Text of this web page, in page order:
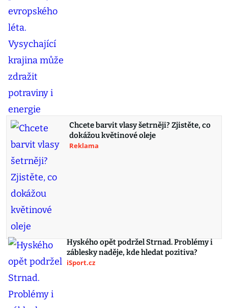
Chcete barvit vlasy šetrněji? Zjistěte, co
dokážou květinové oleje
Reklama
Hyského opět podržel Strnad. Problémy i
záblesky naděje, kde hledat pozitiva?
iSport.cz